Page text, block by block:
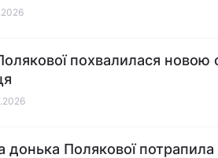
похвалилася новою
донька Полякової